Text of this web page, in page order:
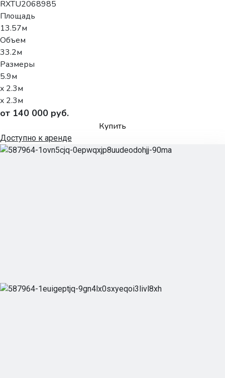
RXTU2068985
Площадь
13.57м
Объем
33.2м
Размеры
5.9м
x 2.3м
x 2.3м
от 140 000 руб.
Купить
Доступно к аренде